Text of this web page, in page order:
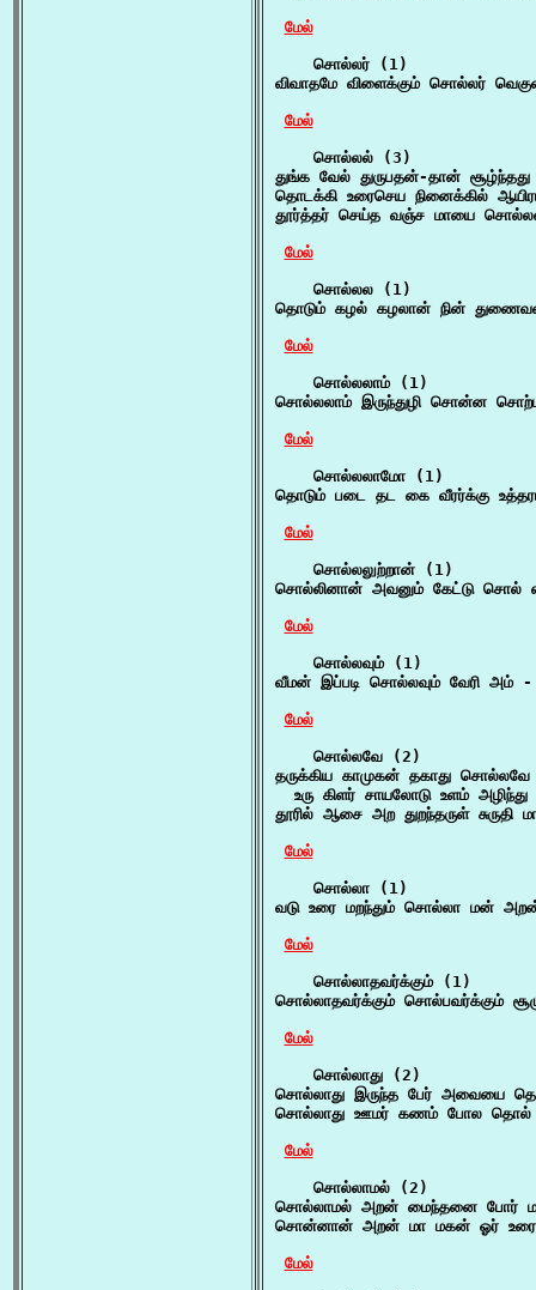
மேல்
    சொல்லர் (1)
விவாதமே விளைக்கும் சொல்லர்
மேல்
    சொல்லல் (3)
துங்க வேல் துருபதன்-தான்
தொடக்கி உரைசெய நினைக்கில்
தூர்த்தர் செய்த வஞ்ச மாயை
மேல்
    சொல்லல (1)
தொடும் கழல் கழலான் நின்
மேல்
    சொல்லலாம் (1)
சொல்லலாம் இருந்துழி சொன்ன
மேல்
    சொல்லலாமோ (1)
தொடும் படை தட கை வீரர்க்கு
மேல்
    சொல்லலுற்றான் (1)
சொல்லினான் அவனும் கேட்டு சொல்
மேல்
    சொல்லவும் (1)
வீமன் இப்படி சொல்லவும் வேரி அம் -
மேல்
    சொல்லவே (2)
தருக்கிய காமுகன் தகாது சொல்லவே
உரு கிளர் சாயலோடு உளம்
தூரில் ஆசை அற துறந்தருள்
மேல்
    சொல்லா (1)
வடு உரை மறந்தும் சொல்லா மன்
மேல்
    சொல்லாதவர்க்கும் (1)
சொல்லாதவர்க்கும் சொல்பவர்க்கும்
மேல்
    சொல்லாது (2)
சொல்லாது இருந்த பேர் அவையை
சொல்லாது ஊமர் கணம் போல தொல்
மேல்
    சொல்லாமல் (2)
சொல்லாமல் அறன் மைந்தனை போர்
சொன்னான் அறன் மா மகன் ஓர்
மேல்